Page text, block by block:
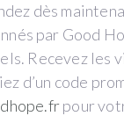
dès
par Good
Recevez les
d’un code
pour